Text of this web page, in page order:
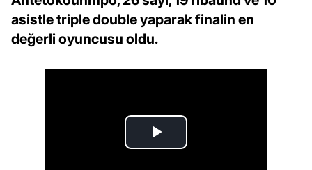
asistle triple double yaparak finalin en
değerli oyuncusu oldu.